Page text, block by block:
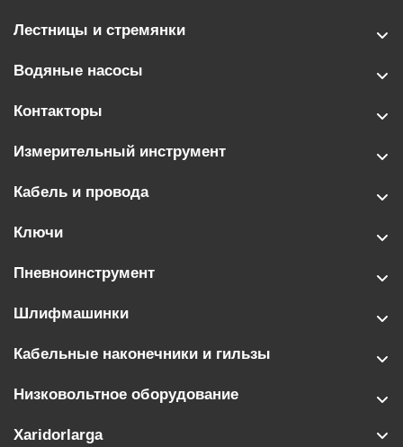
Лестницы и стремянки
Водяные насосы
Контакторы
Измерительный инструмент
Кабель и провода
Ключи
Пневноинструмент
Шлифмашинки
Кабельные наконечники и гильзы
Низковольтное оборудование
Xaridorlarga